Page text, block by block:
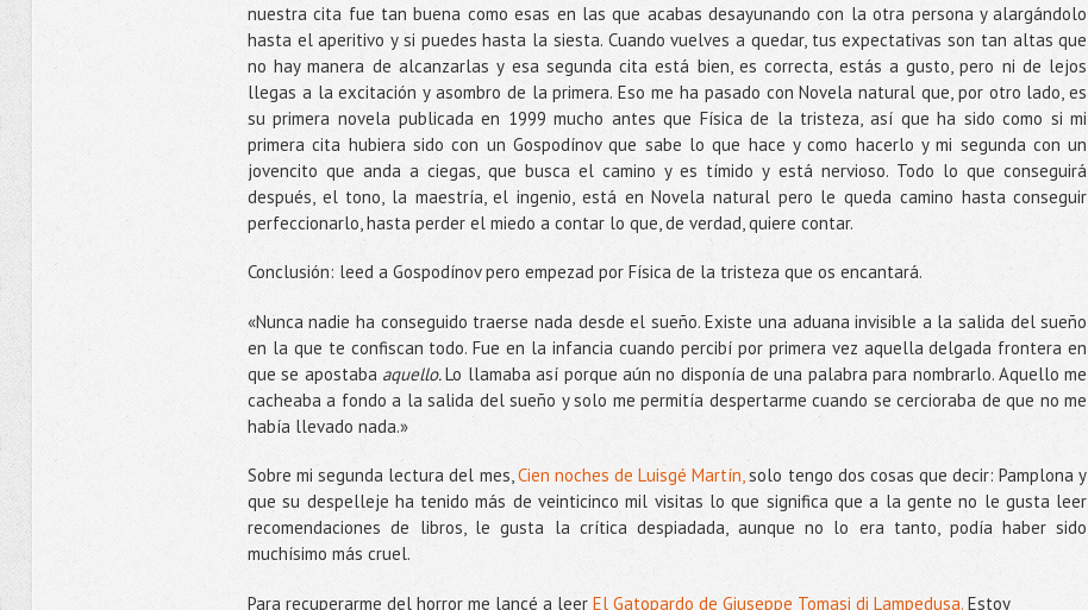
nuestra cita fue tan buena como esas en las que acabas desayunando con la otra persona y alargándolo
hasta el aperitivo y si puedes hasta la siesta. Cuando vuelves a quedar, tus expectativas son tan altas que
no hay manera de alcanzarlas y esa segunda cita está bien, es correcta, estás a gusto, pero ni de lejos
llegas a la excitación y asombro de la primera. Eso me ha pasado con Novela natural que, por otro lado, es
su primera novela publicada en 1999 mucho antes que Física de la tristeza, así que ha sido como si mi
primera cita hubiera sido con un Gospodínov que sabe lo que hace y como hacerlo y mi segunda con un
jovencito que anda a ciegas, que busca el camino y es tímido y está nervioso. Todo lo que conseguirá
después, el tono, la maestría, el ingenio, está en Novela natural pero le queda camino hasta conseguir
perfeccionarlo, hasta perder el miedo a contar lo que, de verdad, quiere contar.
Conclusión: leed a Gospodínov pero empezad por Física de la tristeza que os encantará.
«Nunca nadie ha conseguido traerse nada desde el sueño. Existe una aduana invisible a la salida del sueño
en la que te confiscan todo. Fue en la infancia cuando percibí por primera vez aquella delgada frontera en
que se apostaba aquello.Lo llamaba así porque aún no disponía de una palabra para nombrarlo. Aquello me
cacheaba a fondo a la salida del sueño y solo me permitía despertarme cuando se cercioraba de que no me
había llevado nada.»
Sobre mi segunda lectura del mes,Cien noches de Luisgé Martín,solo tengo dos cosas que decir: Pamplona y
que su despelleje ha tenido más de veinticinco mil visitas lo que significa que a la gente no le gusta leer
recomendaciones de libros, le gusta la crítica despiadada, aunque no lo era tanto, podía haber sido
muchísimo más cruel.
Para recuperarme del horror me lancé a leer El Gatopardo de Giuseppe Tomasi di Lampedusa.Estoy